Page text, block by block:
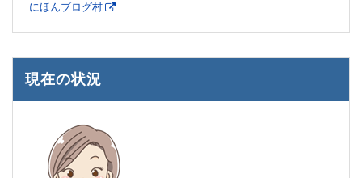
にほんブログ村
現在の状況